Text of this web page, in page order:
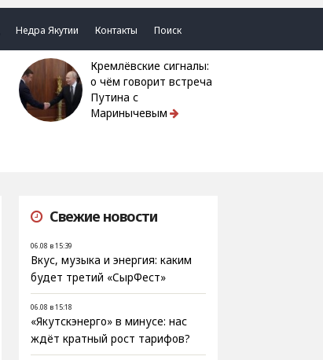
Недра Якутии Контакты Поиск
Кремлёвские сигналы:
о чём говорит встреча
Путина с
Маринычевым
Свежие новости
06.08 в 15:39
Вкус, музыка и энергия: каким
будет третий «СырФест»
06.08 в 15:18
«Якутскэнерго» в минусе: нас
ждёт кратный рост тарифов?